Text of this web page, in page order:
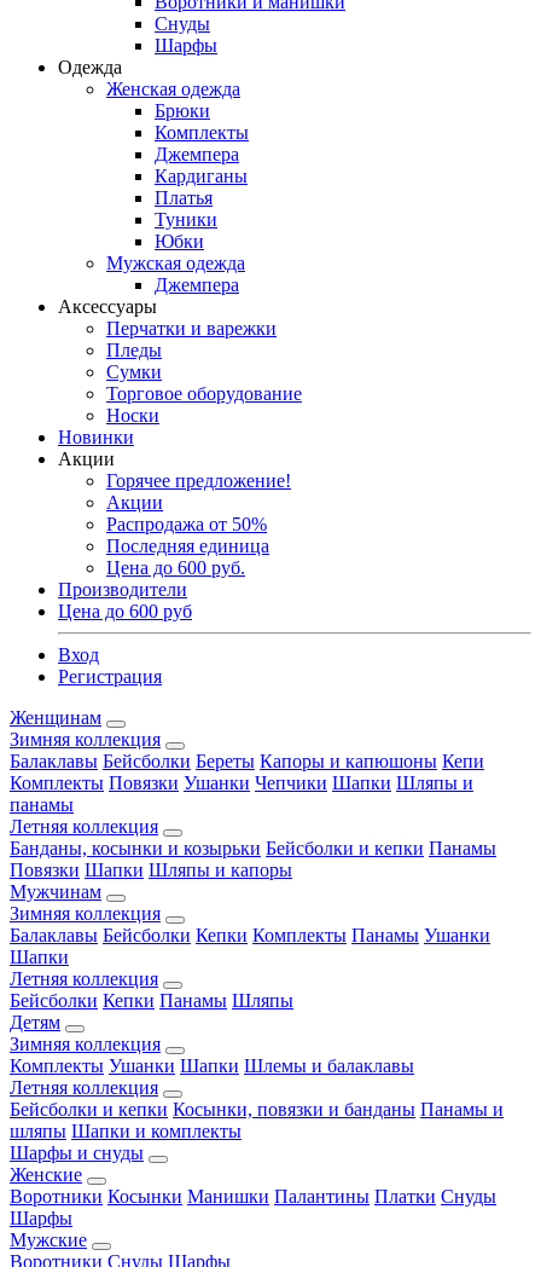
Снуды
Шарфы
Одежда
Женская одежда
Брюки
Комплекты
Джемпера
Кардиганы
Платья
Туники
Юбки
Мужская одежда
Джемпера
Аксессуары
Перчатки и варежки
Пледы
Сумки
Торговое оборудование
Носки
Новинки
Акции
Горячее предложение!
Акции
Распродажа от 50%
Последняя единица
Цена до 600 руб.
Производители
Цена до 600 руб
Вход
Регистрация
Женщинам
Зимняя коллекция
Балаклавы Бейсболки Береты Капоры и капюшоны Кепи
Комплекты Повязки Ушанки Чепчики Шапки Шляпы и
панамы
Летняя коллекция
Банданы, косынки и козырьки Бейсболки и кепки Панамы
Повязки Шапки Шляпы и капоры
Мужчинам
Зимняя коллекция
Балаклавы Бейсболки Кепки Комплекты Панамы Ушанки
Шапки
Летняя коллекция
Бейсболки Кепки Панамы Шляпы
Детям
Зимняя коллекция
Комплекты Ушанки Шапки Шлемы и балаклавы
Летняя коллекция
Бейсболки и кепки Косынки, повязки и банданы Панамы и
шляпы Шапки и комплекты
Шарфы и снуды
Женские
Воротники Косынки Манишки Палантины Платки Снуды
Шарфы
Мужские
Воротники Снуды Шарфы